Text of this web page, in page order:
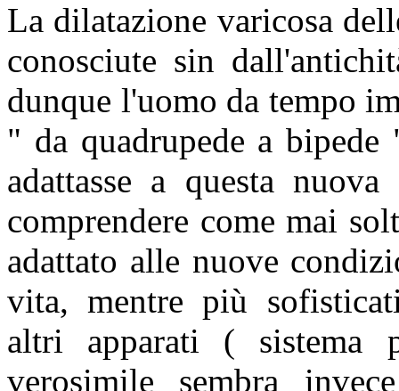
La dilatazione varicosa
conosciute sin
dunque l'uomo da tempo
" da quadrupede a bipede
adattasse a questa
comprendere come mai
adattato alle nuove
vita, mentre più
altri apparati ( sistema
verosimile sembra